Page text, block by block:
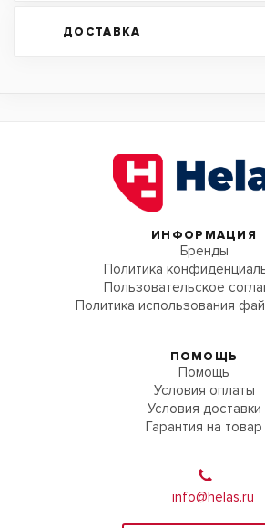
ДОСТАВКА
ИНФОРМАЦИЯ
Бренды
Политика
Пользовательское
Политика использования
ПОМОЩЬ
Помощь
Условия оплаты
Условия доставки
Гарантия на товар
info@helas.ru